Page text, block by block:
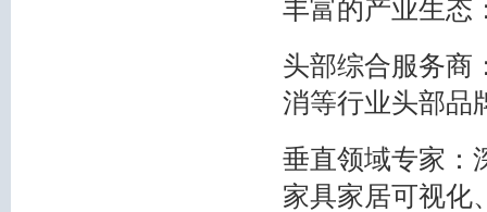
丰富的产业生态
头部综合服务商
消等行业头部品
垂直领域专家：
家具家居可视化